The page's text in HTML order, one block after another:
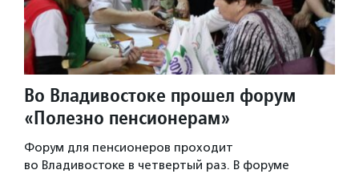
Во Владивостоке прошел форум
«Полезно пенсионерам»
Форум для пенсионеров проходит
во Владивостоке в четвертый раз. В форуме